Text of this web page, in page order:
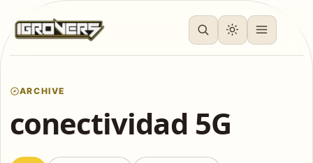
ARCHIVE
conectividad 5G